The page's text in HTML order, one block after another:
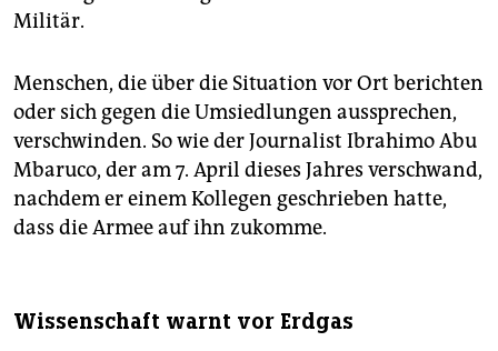
Militär.
Menschen, die über die Situation vor Ort berichten
oder sich gegen die Umsiedlungen aussprechen,
verschwinden. So wie der Journalist Ibrahimo Abu
Mbaruco, der am 7. April dieses Jahres verschwand,
nachdem er einem Kollegen geschrieben hatte,
dass die Armee auf ihn zukomme.
Wissenschaft warnt vor Erdgas